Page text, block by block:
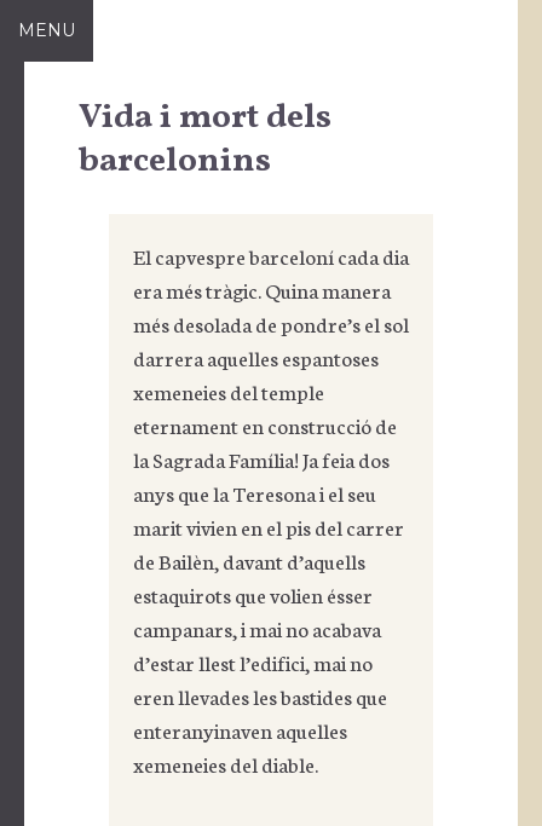
SkipMENU
Vida i mort dels
barcelonins
El capvespre barceloní cada dia
era més tràgic. Quina manera
més desolada de pondre’s el sol
darrera aquelles espantoses
xemeneies del temple
eternament en construcció de
la Sagrada Família! Ja feia dos
anys que la Teresona i el seu
marit vivien en el pis del carrer
de Bailèn, davant d’aquells
estaquirots que volien ésser
campanars, i mai no acabava
d’estar llest l’edifici, mai no
eren llevades les bastides que
enteranyinaven aquelles
xemeneies del diable.